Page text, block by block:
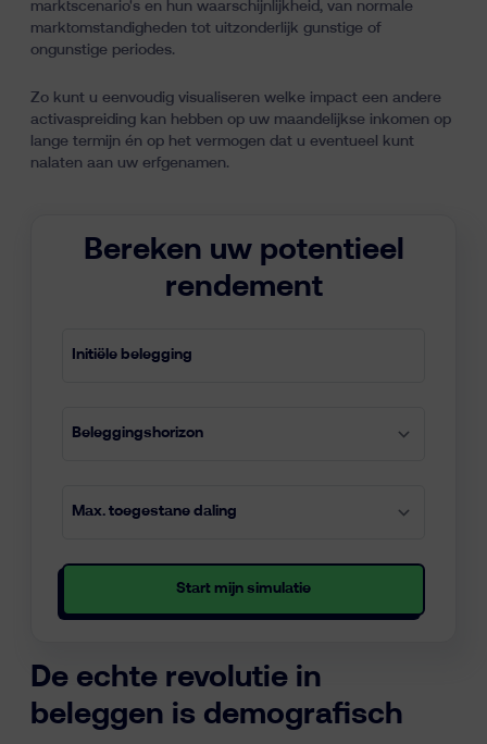
marktscenario's en hun waarschijnlijkheid, van normale
marktomstandigheden tot uitzonderlijk gunstige of
ongunstige periodes.
Zo kunt u eenvoudig visualiseren welke impact een andere
activaspreiding kan hebben op uw maandelijkse inkomen op
lange termijn én op het vermogen dat u eventueel kunt
nalaten aan uw erfgenamen.
Bereken uw potentieel
rendement
Start mijn simulatie
De echte revolutie in
beleggen is demografisch